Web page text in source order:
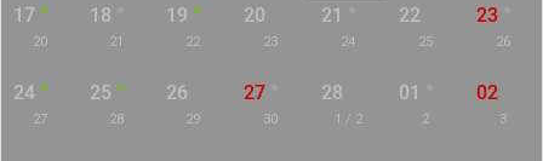
17
20
18
21
19
22
20
23
21
24
22
25
23
26
24
27
25
28
26
29
27
30
28
1 / 2
01
2
02
3